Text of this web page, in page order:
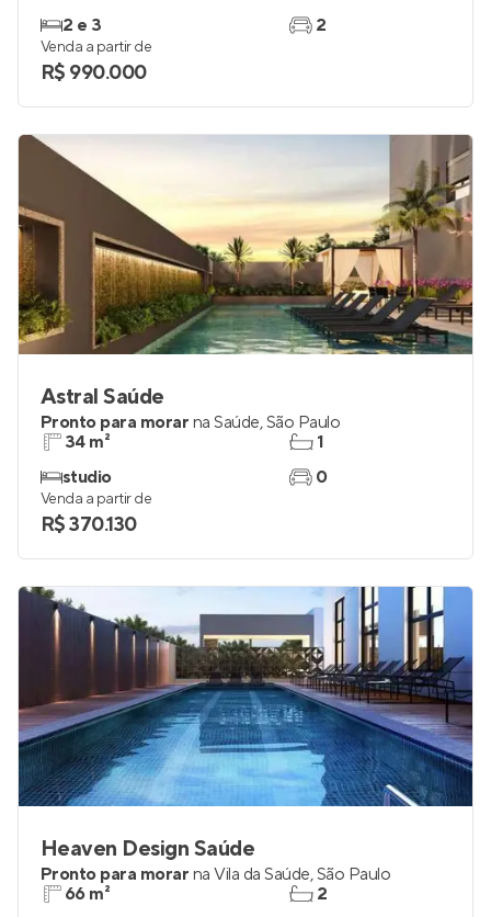
2 e 3
2
Venda a partir de
R$ 990.000
Astral Saúde
Pronto para morar na Saúde,São Paulo
34 m²
studio
1
0
Venda a partir de
R$ 370.130
Heaven Design Saúde
Pronto para morar na Vila da Saúde,São Paulo
66 m²
2